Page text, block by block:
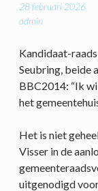
28 februari 2026
admin
Kandidaat-
Seubring, beide
BBC2014: “Ik
het
Het is niet
Visser in de
uitgenodigd